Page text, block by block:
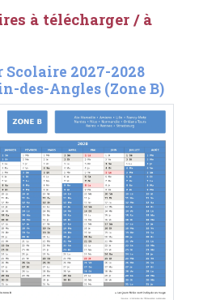
à télécharger / à
2027-2028
des-Angles (Zone B)